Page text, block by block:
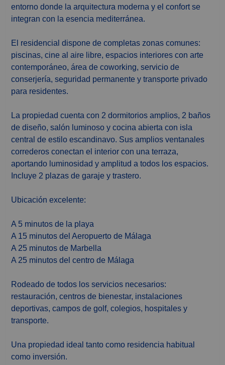
entorno donde la arquitectura moderna y el confort se
integran con la esencia mediterránea.
El residencial dispone de completas zonas comunes:
piscinas, cine al aire libre, espacios interiores con arte
contemporáneo, área de coworking, servicio de
conserjería, seguridad permanente y transporte privado
para residentes.
La propiedad cuenta con 2 dormitorios amplios, 2 baños
de diseño, salón luminoso y cocina abierta con isla
central de estilo escandinavo. Sus amplios ventanales
correderos conectan el interior con una terraza,
aportando luminosidad y amplitud a todos los espacios.
Incluye 2 plazas de garaje y trastero.
Ubicación excelente:
A 5 minutos de la playa
A 15 minutos del Aeropuerto de Málaga
A 25 minutos de Marbella
A 25 minutos del centro de Málaga
Rodeado de todos los servicios necesarios:
restauración, centros de bienestar, instalaciones
deportivas, campos de golf, colegios, hospitales y
transporte.
Una propiedad ideal tanto como residencia habitual
como inversión.